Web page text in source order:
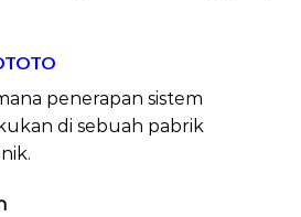
penerapan sistem
di sebuah pabrik